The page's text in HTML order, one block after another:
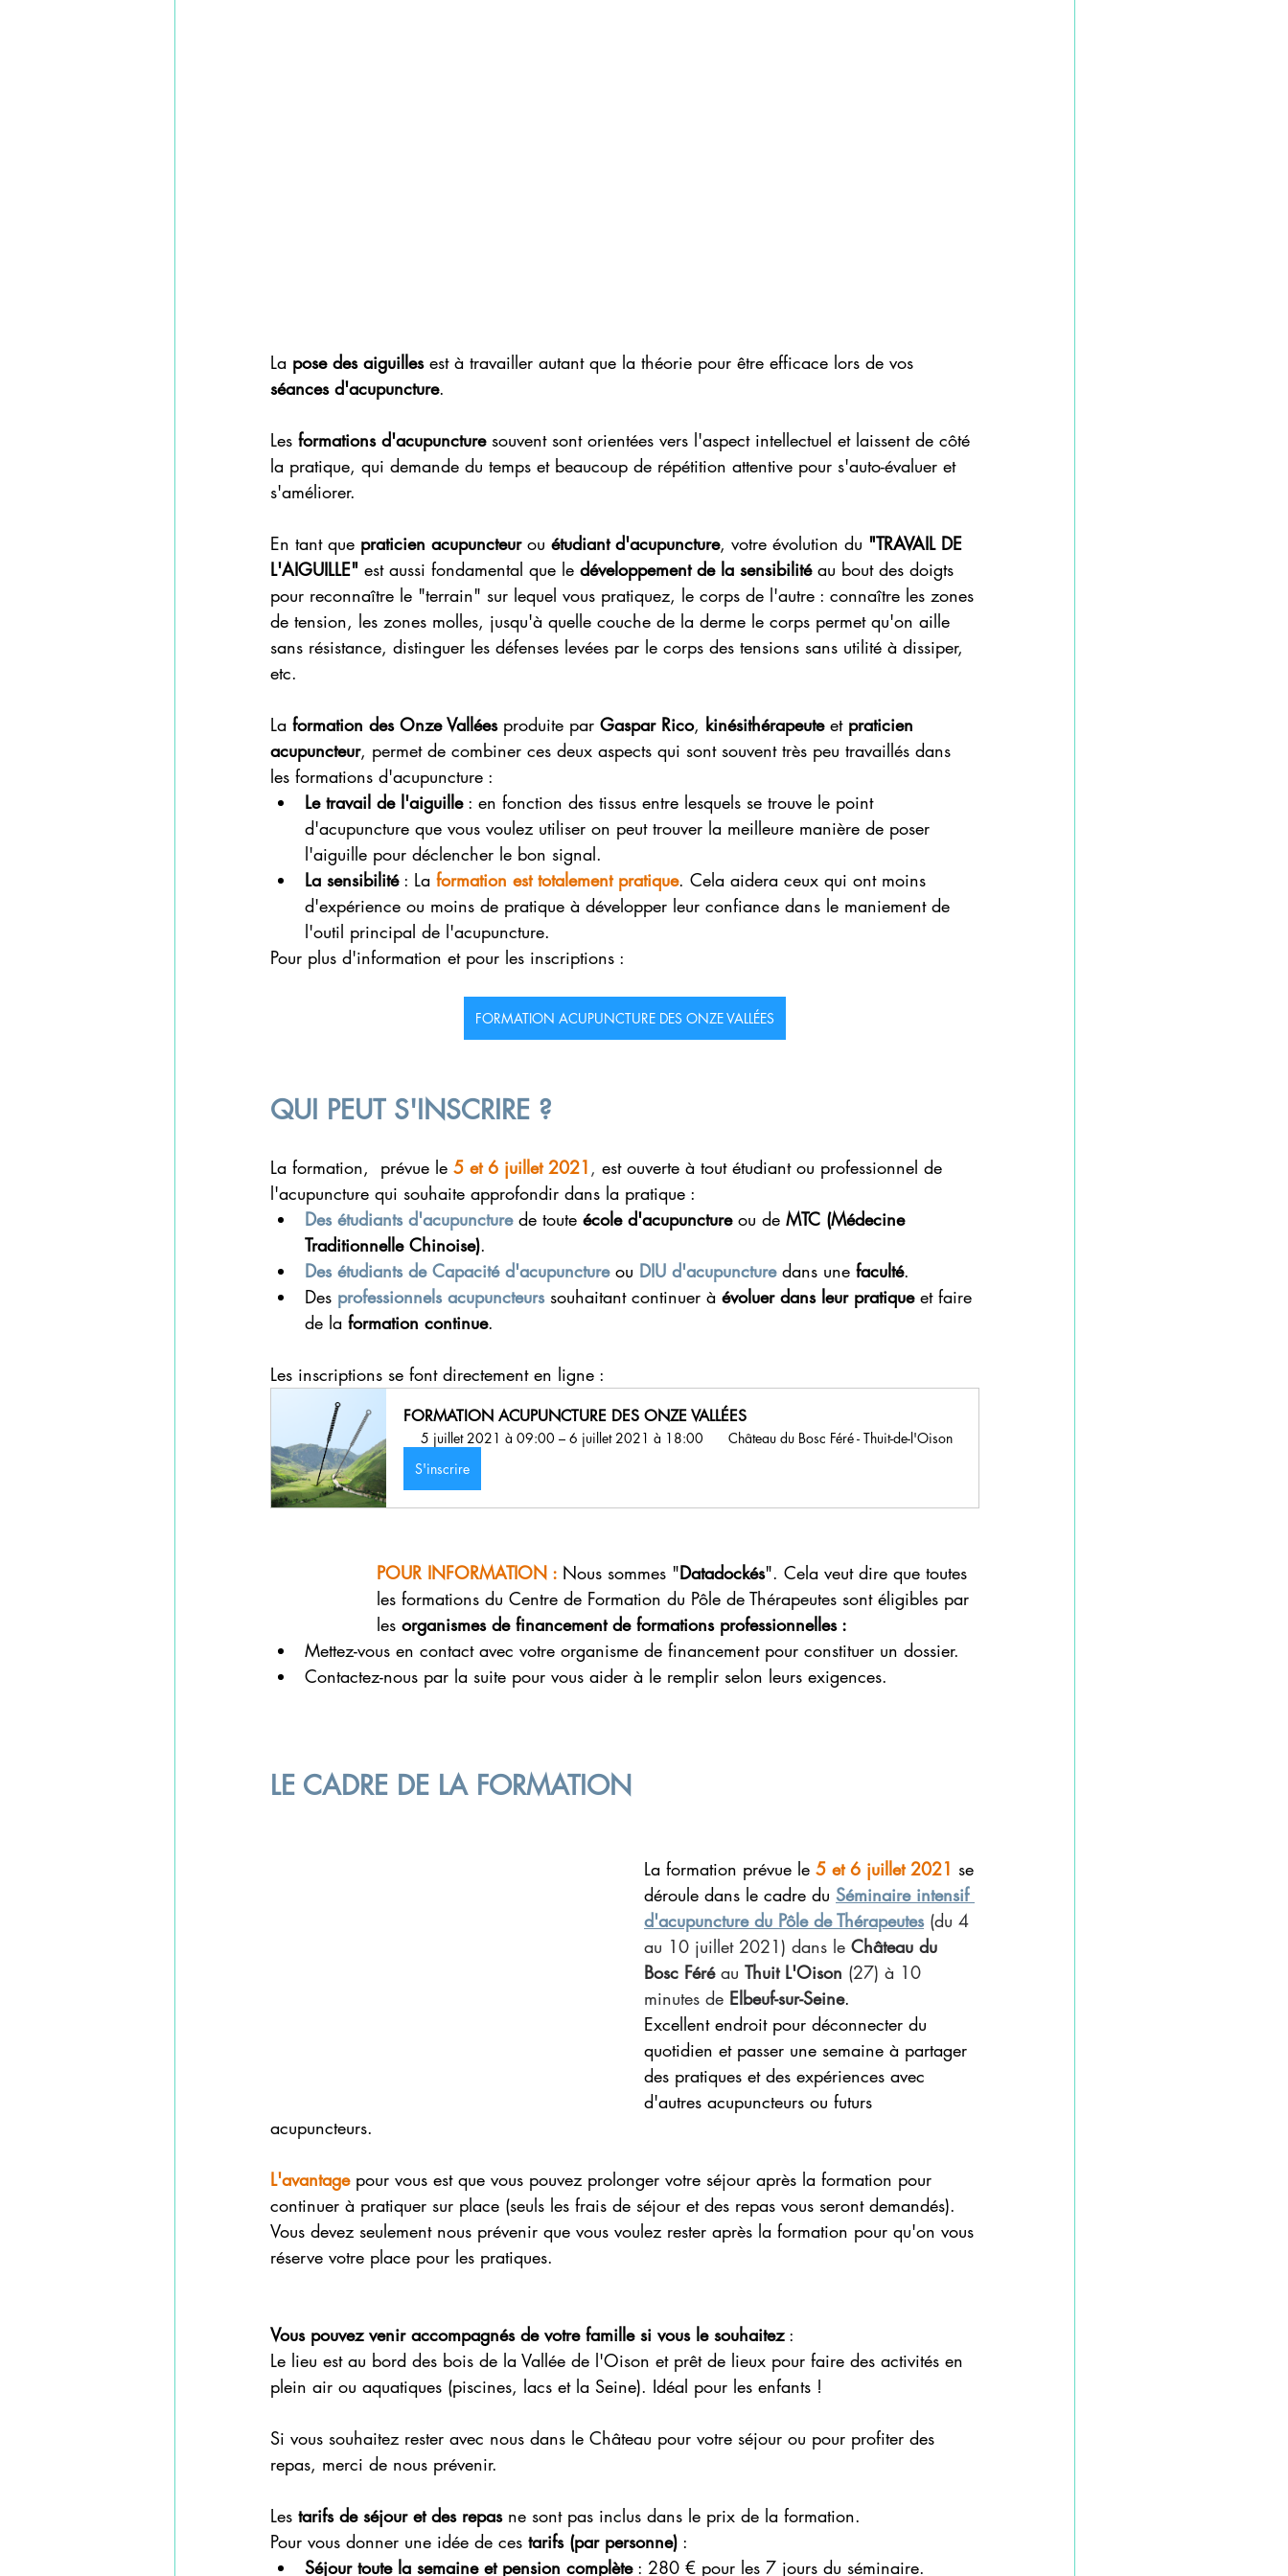
La pose des aiguilles est à travailler autant que la théorie pour être efficace lors de vos
séances d'acupuncture.
Les formations d'acupuncture souvent sont orientées vers l'aspect intellectuel et laissent de côté
la pratique, qui demande du temps et beaucoup de répétition attentive pour s'auto-évaluer et
s'améliorer.
En tant que praticien acupuncteur ou étudiant d'acupuncture, votre évolution du "TRAVAIL DE
L'AIGUILLE" est aussi fondamental que le développement de la sensibilité au bout des doigts
pour reconnaître le "terrain" sur lequel vous pratiquez, le corps de l'autre : connaître les zones
de tension, les zones molles, jusqu'à quelle couche de la derme le corps permet qu'on aille
sans résistance, distinguer les défenses levées par le corps des tensions sans utilité à dissiper,
etc.
La formation des Onze Vallées produite par Gaspar Rico, kinésithérapeute et praticien
acupuncteur, permet de combiner ces deux aspects qui sont souvent très peu travaillés dans
les formations d'acupuncture :
Le travail de l'aiguille : en fonction des tissus entre lesquels se trouve le point
d'acupuncture que vous voulez utiliser on peut trouver la meilleure manière de poser
l'aiguille pour déclencher le bon signal.
La sensibilité : La formation est totalement pratique. Cela aidera ceux qui ont moins
d'expérience ou moins de pratique à développer leur confiance dans le maniement de
l'outil principal de l'acupuncture.
Pour plus d'information et pour les inscriptions :
FORMATION ACUPUNCTURE DES ONZE VALLÉES
QUI PEUT S'INSCRIRE ?
La formation,  prévue le 5 et 6 juillet 2021 , est ouverte à tout étudiant ou professionnel de
l'acupuncture qui souhaite approfondir dans la pratique :
Des étudiants d'acupuncture de toute école d'acupuncture ou de MTC (Médecine
Traditionnelle Chinoise).
Des étudiants de Capacité d'acupuncture ou DIU d'acupuncture dans une faculté.
Des professionnels acupuncteurs souhaitant continuer à évoluer dans leur pratique et faire
de la formation continue.
Les inscriptions se font directement en ligne :
FORMATION ACUPUNCTURE DES ONZE VALLÉES
5 juillet 2021 à 09:00 – 6 juillet 2021 à 18:00
Château du Bosc Féré - Thuit-de-l'Oison
S'inscrire
POUR INFORMATION : Nous sommes "Datadockés". Cela veut dire que toutes
les formations du Centre de Formation du Pôle de Thérapeutes sont éligibles par
les organismes de financement de formations professionnelles :
Mettez-vous en contact avec votre organisme de financement pour constituer un dossier.
Contactez-nous par la suite pour vous aider à le remplir selon leurs exigences.
LE CADRE DE LA FORMATION
La formation prévue le 5 et 6 juillet 2021 se
déroule dans le cadre du Séminaire intensif
d'acupuncture du Pôle de Thérapeutes (du 4
au 10 juillet 2021) dans le Château du
Bosc Féré au Thuit L'Oison (27) à 10
minutes de Elbeuf-sur-Seine.
Excellent endroit pour déconnecter du
quotidien et passer une semaine à partager
des pratiques et des expériences avec
d'autres acupuncteurs ou futurs
acupuncteurs.
L'avantage pour vous est que vous pouvez prolonger votre séjour après la formation pour
continuer à pratiquer sur place (seuls les frais de séjour et des repas vous seront demandés).
Vous devez seulement nous prévenir que vous voulez rester après la formation pour qu'on vous
réserve votre place pour les pratiques.
Vous pouvez venir accompagnés de votre famille si vous le souhaitez :
Le lieu est au bord des bois de la Vallée de l'Oison et prêt de lieux pour faire des activités en
plein air ou aquatiques (piscines, lacs et la Seine). Idéal pour les enfants !
Si vous souhaitez rester avec nous dans le Château pour votre séjour ou pour profiter des
repas, merci de nous prévenir.
Les tarifs de séjour et des repas ne sont pas inclus dans le prix de la formation.
Pour vous donner une idée de ces tarifs (par personne) :
Séjour toute la semaine et pension complète : 280 € pour les 7 jours du séminaire.